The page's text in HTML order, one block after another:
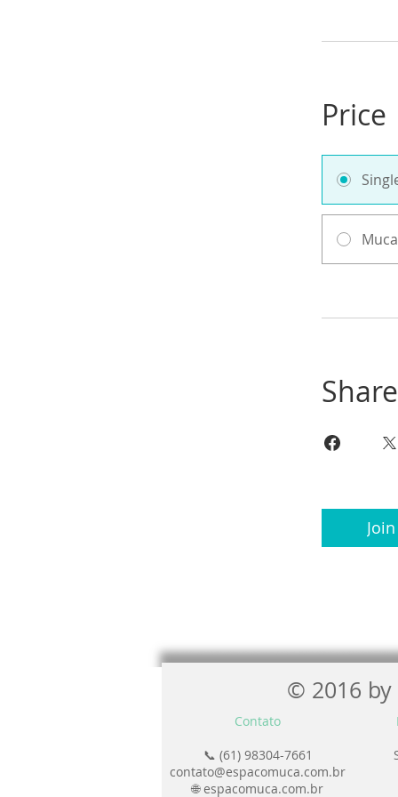
Price
Share
Join
© 2016 by
Contato
📞 (61) 98304-7661
contato@espacomuca.com.br
🌐 espacomuca.com.br